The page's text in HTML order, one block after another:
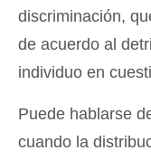
discriminación,
de acuerdo al
individuo en
Puede hablarse
cuando la